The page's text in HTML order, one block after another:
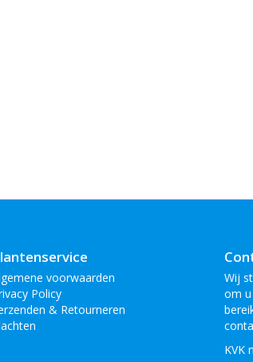
voorwaarden
Policy
& Retourneren
Wij
om
KVK